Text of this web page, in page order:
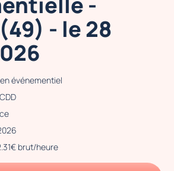
- le 28
événementiel
CDD
brut/heure